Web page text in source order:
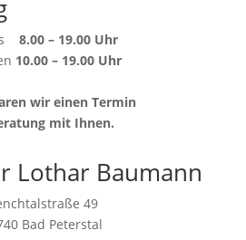
8.00 – 19.00 Uhr
10.00 – 19.00 Uhr
wir einen Termin
mit Ihnen.
Lothar Baumann
49
Bad Peterstal